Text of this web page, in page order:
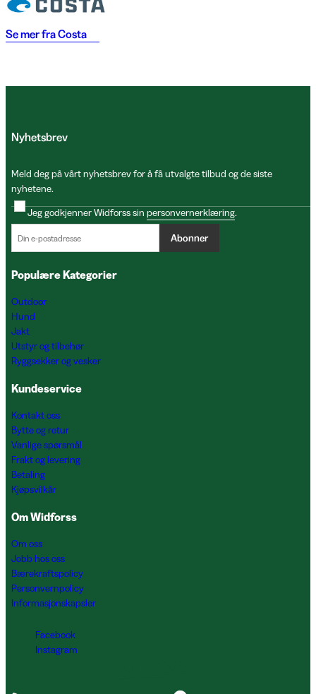
Se mer fraCosta
Nyhetsbrev
Meld deg på vårt nyhetsbrev for å få utvalgte tilbud og de siste
nyhetene.
Jeg godkjenner Widforss sin personvernerklæring.
Abonner
Populære Kategorier
Outdoor
Hund
Jakt
Utstyr og tilbehør
Ryggsekker og vesker
Kundeservice
Kontakt oss
Bytte og retur
Vanlige spørsmål
Frakt og levering
Betaling
Kjøpsvilkår
Om Widforss
Om oss
Jobb hos oss
Bærekraftspolicy
Personvernpolicy
Informasjonskapsler
Facebook
Instagram